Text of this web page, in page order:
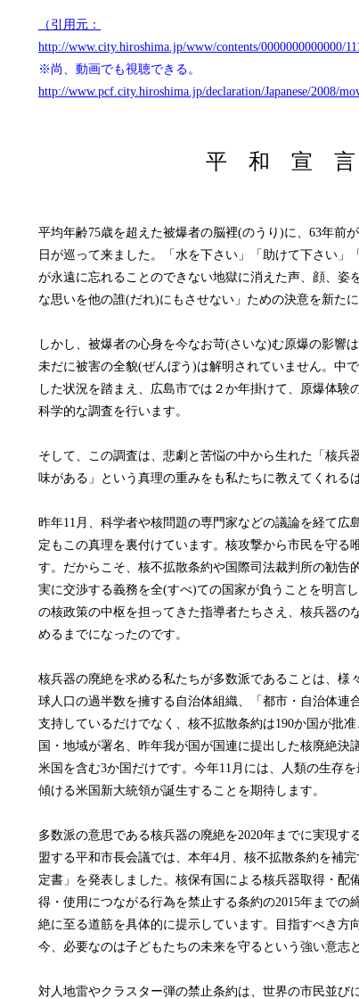
（引用元：
http://www.city.hiroshima.jp/www/contents/0000000000000/
※尚、動画でも視聴できる。
http://www.pcf.city.hiroshima.jp/declaration/Japanese/2008/
平 和 宣 言
平均年齢75歳を超えた被爆者の脳裡(のうり)に、63年前
日が巡って来ました。「水を下さい」「助けて下さい
が永遠に忘れることのできない地獄に消えた声、顔、姿
な思いを他の誰(だれ)にもさせない」ための決意を新たに
しかし、被爆者の心身を今なお苛(さいな)む原爆の影響
未だに被害の全貌(ぜんぼう)は解明されていません。中
した状況を踏まえ、広島市では２か年掛けて、原爆体験
科学的な調査を行います。
そして、この調査は、悲劇と苦悩の中から生れた「核兵
味がある」という真理の重みをも私たちに教えてくれる
昨年11月、科学者や核問題の専門家などの議論を経て広
定もこの真理を裏付けています。核攻撃から市民を守る
す。だからこそ、核不拡散条約や国際司法裁判所の勧告
実に交渉する義務を全(すべ)ての国家が負うことを明言
の核政策の中枢を担ってきた指導者たちさえ、核兵器の
めるまでになったのです。
核兵器の廃絶を求める私たちが多数派であることは、様
球人口の過半数を擁する自治体組織、「都市・自治体連
支持しているだけでなく、核不拡散条約は190か国が批
国・地域が署名、昨年我が国が国連に提出した核廃絶決
米国を含む3か国だけです。今年11月には、人類の生存
傾ける米国新大統領が誕生することを期待します。
多数派の意思である核兵器の廃絶を2020年までに実現す
盟する平和市長会議では、本年4月、核不拡散条約を補
定書」を発表しました。核保有国による核兵器取得・配
得・使用につながる行為を禁止する条約の2015年までの
絶に至る道筋を具体的に提示しています。目指すべき方
今、必要なのは子どもたちの未来を守るという強い意志
対人地雷やクラスター弾の禁止条約は、世界の市民並び